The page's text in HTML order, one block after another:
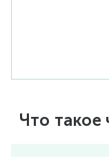
Что такое